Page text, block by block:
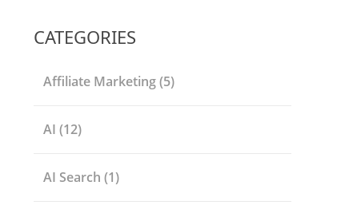
CATEGORIES
Affiliate Marketing(5)
AI (12)
AI Search (1)